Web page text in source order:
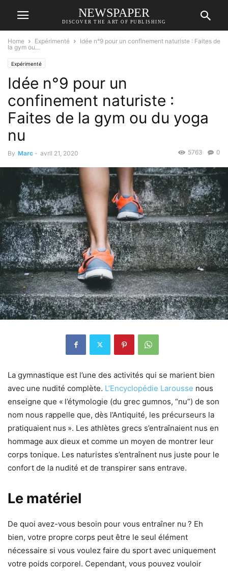
NEWSPAPER
DISCOVER THE ART OF PUBLISHING
Home Expérimenté
Idée n°9 pour un confinement naturiste : Faites de
la gym ou...
Expérimenté
Idée n°9 pour un
confinement naturiste :
Faites de la gym ou du yoga
nu
By Marc - avril 21, 2020 0
5763
La gymnastique est l’une des activités qui se marient bien
avec une nudité complète. L’Encyclopédie Larousse nous
enseigne que « l’étymologie (du grec gumnos, “nu”) de son
nom nous rappelle que, dès l’Antiquité, les précurseurs la
pratiquaient nus ». Les athlètes grecs s’entraînaient nus en
hommage aux dieux et comme un moyen de montrer leur
corps tonique. Les naturistes s’entraînent nus juste pour le
confort de la nudité et de transpirer sans entrave.
Le matériel
De quoi avez-vous besoin pour vous entraîner nu ? Eh
bien, votre propre corps peut être le seul élément
nécessaire si vous voulez faire du sport avec uniquement
votre poids corporel. Cependant, vous pouvez vouloir